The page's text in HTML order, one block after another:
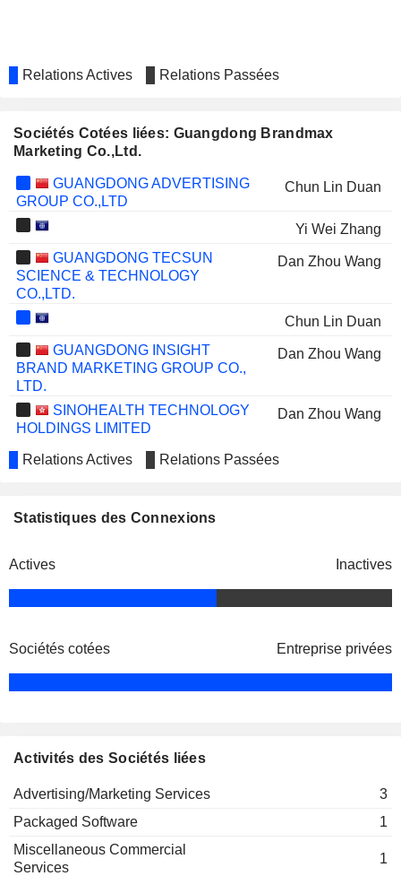
Relations Actives Relations Passées
Sociétés Cotées liées: Guangdong Brandmax
Marketing Co.,Ltd.
GUANGDONG ADVERTISING
GROUP CO.,LTD
Chun Lin Duan
Yi Wei Zhang
GUANGDONG TECSUN
SCIENCE & TECHNOLOGY
CO.,LTD.
Dan Zhou Wang
Chun Lin Duan
GUANGDONG INSIGHT
BRAND MARKETING GROUP CO.,
LTD.
Dan Zhou Wang
SINOHEALTH TECHNOLOGY
HOLDINGS LIMITED
Dan Zhou Wang
Relations Actives Relations Passées
Statistiques des Connexions
Actives Inactives
Sociétés cotées Entreprise privées
Activités des Sociétés liées
Advertising/Marketing Services
3
Packaged Software
1
Miscellaneous Commercial
Services
1